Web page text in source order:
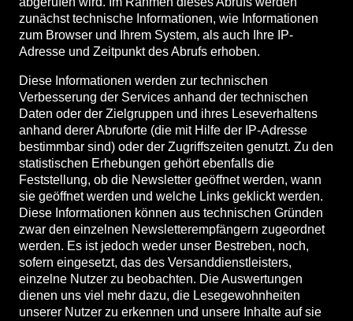
zunächst technische Informationen, wie Informationen
zum Browser und Ihrem System, als auch Ihre IP-
Adresse und Zeitpunkt des Abrufs erhoben.
Diese Informationen werden zur technischen
Verbesserung der Services anhand der technischen
Daten oder der Zielgruppen und ihres Leseverhaltens
anhand derer Abruforte (die mit Hilfe der IP-Adresse
bestimmbar sind) oder der Zugriffszeiten genutzt. Zu den
statistischen Erhebungen gehört ebenfalls die
Feststellung, ob die Newsletter geöffnet werden, wann
sie geöffnet werden und welche Links geklickt werden.
Diese Informationen können aus technischen Gründen
zwar den einzelnen Newsletterempfängern zugeordnet
werden. Es ist jedoch weder unser Bestreben, noch,
sofern eingesetzt, das des Versanddienstleisters,
einzelne Nutzer zu beobachten. Die Auswertungen
dienen uns viel mehr dazu, die Lesegewohnheiten
unserer Nutzer zu erkennen und unsere Inhalte auf sie